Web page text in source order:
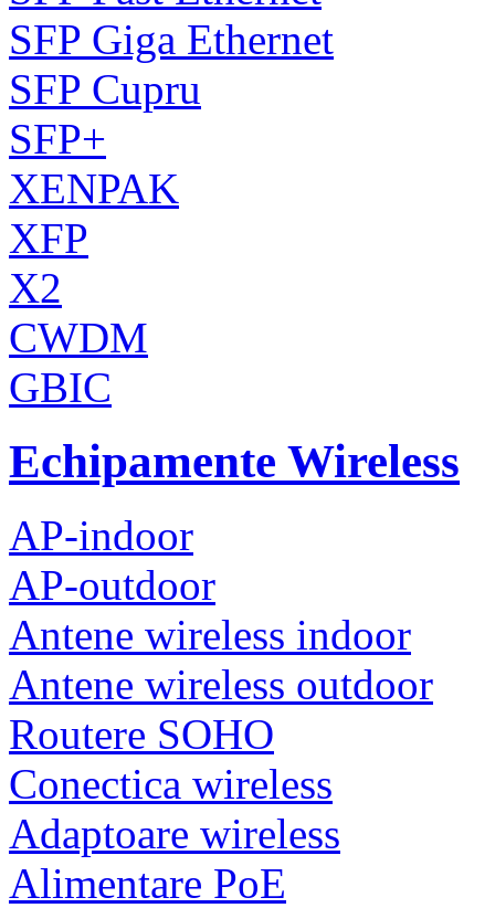
SFP Giga Ethernet
SFP Cupru
SFP+
XENPAK
XFP
X2
CWDM
GBIC
Echipamente Wireless
AP-indoor
AP-outdoor
Antene wireless indoor
Antene wireless outdoor
Routere SOHO
Conectica wireless
Adaptoare wireless
Alimentare PoE